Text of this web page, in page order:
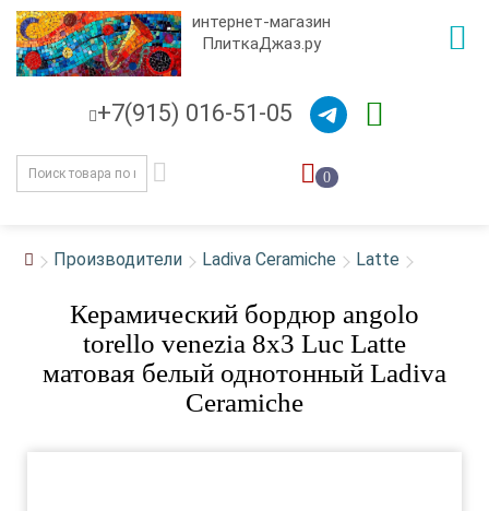
интернет-магазин
ПлиткаДжаз.ру
+7(915) 016-51-05
0
Производители Ladiva Сeramiche Latte
Керамический бордюр angolo
torello venezia 8x3 Luc Latte
матовая белый однотонный Ladiva
Сeramiche